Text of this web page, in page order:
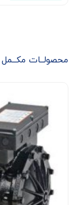
محصولــات مکــمل